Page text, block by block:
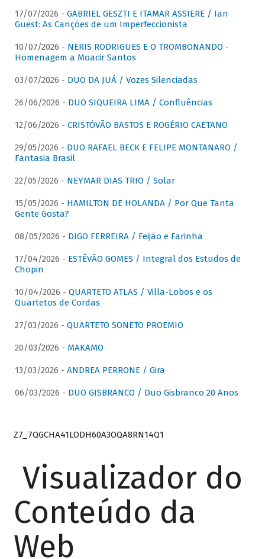
17/07/2026 - GABRIEL GESZTI E ITAMAR ASSIERE / Ian
Guest: As Canções de um Imperfeccionista
10/07/2026 - NERIS RODRIGUES E O TROMBONANDO -
Homenagem a Moacir Santos
03/07/2026 - DUO DA JUÁ / Vozes Silenciadas
26/06/2026 - DUO SIQUEIRA LIMA / Confluências
12/06/2026 - CRISTÓVÃO BASTOS E ROGÉRIO CAETANO
29/05/2026 - DUO RAFAEL BECK E FELIPE MONTANARO /
Fantasia Brasil
22/05/2026 - NEYMAR DIAS TRIO / Solar
15/05/2026 - HAMILTON DE HOLANDA / Por Que Tanta
Gente Gosta?
08/05/2026 - DIGO FERREIRA / Feijão e Farinha
17/04/2026 - ESTÊVÃO GOMES / Integral dos Estudos de
Chopin
10/04/2026 - QUARTETO ATLAS / Villa-Lobos e os
Quartetos de Cordas
27/03/2026 - QUARTETO SONETO PROEMIO
20/03/2026 - MAKAMO
13/03/2026 - ANDREA PERRONE / Gira
06/03/2026 - DUO GISBRANCO / Duo Gisbranco 20 Anos
Z7_7QGCHA41LODH60A3OQA8RN14Q1
Visualizador do
Conteúdo da
Web